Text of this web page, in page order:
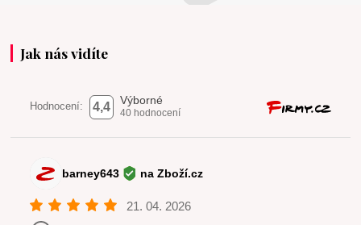
Jak nás vidíte